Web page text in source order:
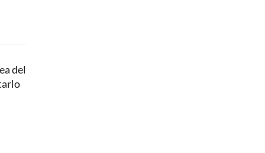
del